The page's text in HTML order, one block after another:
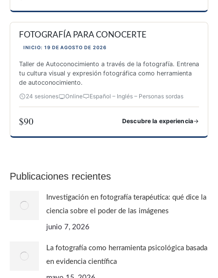
FOTOGRAFÍA PARA CONOCERTE
INICIO: 19 DE AGOSTO DE 2026
Taller de Autoconocimiento a través de la fotografía. Entrena
tu cultura visual y expresión fotográfica como herramienta
de autoconocimiento.
24 sesiones Online Español – Inglés – Personas sordas
$90 Descubre la experiencia→
Publicaciones recientes
Investigación en fotografía terapéutica: qué dice la
ciencia sobre el poder de las imágenes
junio 7, 2026
La fotografía como herramienta psicológica basada
en evidencia científica